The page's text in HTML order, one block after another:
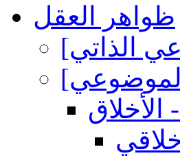
ظواهر العقل
الأخلاق